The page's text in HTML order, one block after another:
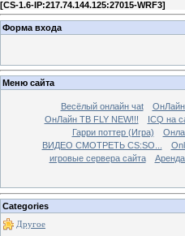
[CS-1.6-IP:217.74.144.125:27015-WRF3]
Форма входа
Меню сайта
Весёлый онлайн чаt
ОнЛайн ТВ FLY NEW!!!
ICQ на
Гарри поттер (Игра)
ВИДЕО СМОТРЕТЬ CS:SO...
игровые сервера сайта
Categories
Другое